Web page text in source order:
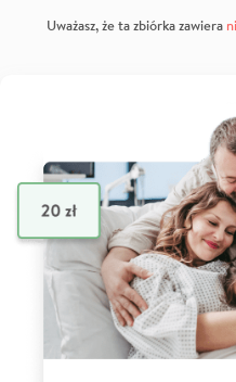
Uważasz, że ta zbiórka zawiera